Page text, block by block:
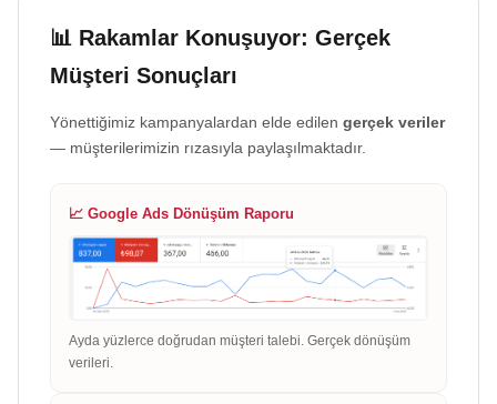
📊 Rakamlar Konuşuyor: Gerçek
Müşteri Sonuçları
Yönettiğimiz kampanyalardan elde edilen gerçek veriler
— müşterilerimizin rızasıyla paylaşılmaktadır.
📈 Google Ads Dönüşüm Raporu
Ayda yüzlerce doğrudan müşteri talebi. Gerçek dönüşüm
verileri.